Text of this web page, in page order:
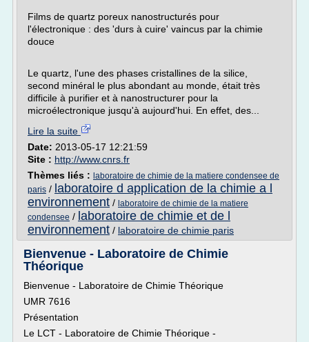
Films de quartz poreux nanostructurés pour
l'électronique : des 'durs à cuire' vaincus par la chimie
douce
Le quartz, l'une des phases cristallines de la silice,
second minéral le plus abondant au monde, était très
difficile à purifier et à nanostructurer pour la
microélectronique jusqu'à aujourd'hui. En effet, des...
Lire la suite
Date: 2013-05-17 12:21:59
Site : http://www.cnrs.fr
Thèmes liés : laboratoire de chimie de la matiere condensee de
paris / laboratoire d application de la chimie a l
environnement / laboratoire de chimie de la matiere
condensee / laboratoire de chimie et de l
environnement / laboratoire de chimie paris
Bienvenue - Laboratoire de Chimie
Théorique
Bienvenue - Laboratoire de Chimie Théorique
UMR 7616
Présentation
Le LCT - Laboratoire de Chimie Théorique -